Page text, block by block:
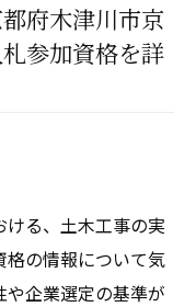
府木津川市京
参加資格を詳
る、土木工事の実
の情報について気
企業選定の基準が